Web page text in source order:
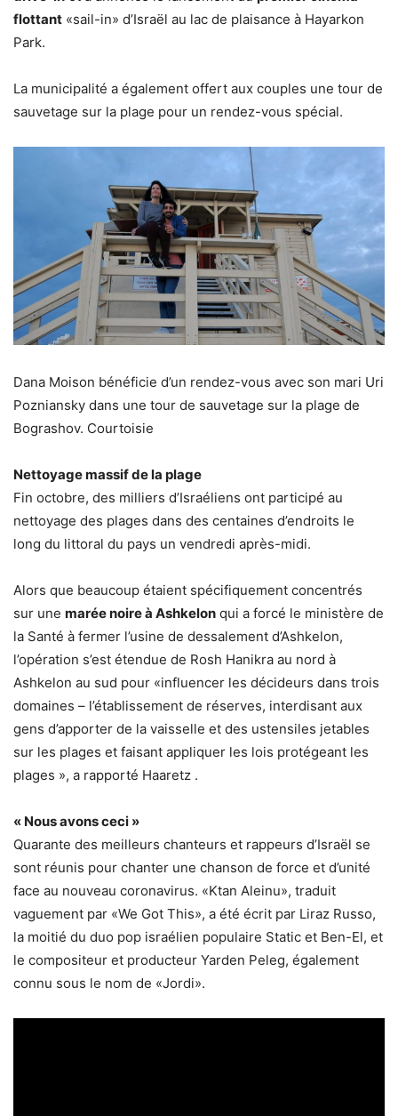
flottant «sail-in» d’Israël au lac de plaisance à Hayarkon
Park.
La municipalité a également offert aux couples une tour de
sauvetage sur la plage pour un rendez-vous spécial.
Dana Moison bénéficie d’un rendez-vous avec son mari Uri
Pozniansky dans une tour de sauvetage sur la plage de
Bograshov. Courtoisie
Nettoyage massif de la plage
Fin octobre, des milliers d’Israéliens ont participé au
nettoyage des plages dans des centaines d’endroits le
long du littoral du pays un vendredi après-midi.
Alors que beaucoup étaient spécifiquement concentrés
sur une marée noire à Ashkelon qui a forcé le ministère de
la Santé à fermer l’usine de dessalement d’Ashkelon,
l’opération s’est étendue de Rosh Hanikra au nord à
Ashkelon au sud pour «influencer les décideurs dans trois
domaines – l’établissement de réserves, interdisant aux
gens d’apporter de la vaisselle et des ustensiles jetables
sur les plages et faisant appliquer les lois protégeant les
plages », a rapporté Haaretz .
« Nous avons ceci »
Quarante des meilleurs chanteurs et rappeurs d’Israël se
sont réunis pour chanter une chanson de force et d’unité
face au nouveau coronavirus. «Ktan Aleinu», traduit
vaguement par «We Got This», a été écrit par Liraz Russo,
la moitié du duo pop israélien populaire Static et Ben-El, et
le compositeur et producteur Yarden Peleg, également
connu sous le nom de «Jordi».